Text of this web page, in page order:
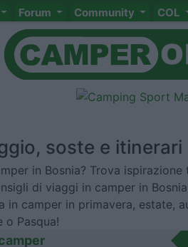
Forum Community COL
soste e itinerari
in Bosnia? Trova ispirazione
di viaggi in camper in
in camper in primavera, estate,
o Pasqua!